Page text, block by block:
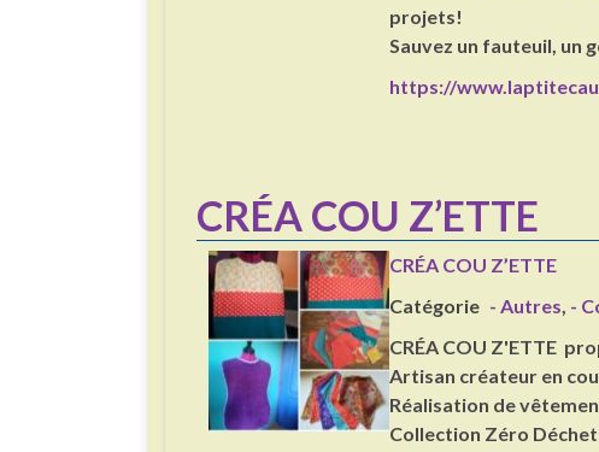
projets!
Sauvez un fauteuil, un
https://
CRÉA COU Z’ETTE
CRÉA COU Z’ETTE
Catégorie - Autres, -
CRÉA COU Z'ETTE
Artisan créateur en
Réalisation de
Collection Zéro Déchet